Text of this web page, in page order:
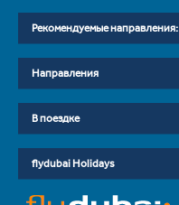
Рекомендуемые направления:
Направления
В поездке
flydubai Holidays